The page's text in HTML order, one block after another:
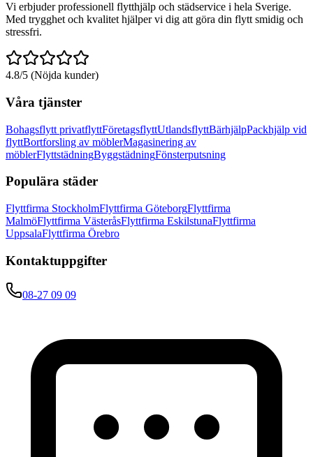
Vi erbjuder professionell flytthjälp och städservice i hela Sverige.
Med trygghet och kvalitet hjälper vi dig att göra din flytt smidig och
stressfri.
4.8/5 (Nöjda kunder)
Våra tjänster
Bohagsflytt privatflyttFöretagsflyttUtlandsflyttBärhjälpPackhjälp vid
flyttBortforsling av möblerMagasinering av
möblerFlyttstädningByggstädningFönsterputsning
Populära städer
Flyttfirma StockholmFlyttfirma GöteborgFlyttfirma
MalmöFlyttfirma VästeråsFlyttfirma EskilstunaFlyttfirma
UppsalaFlyttfirma Örebro
Kontaktuppgifter
08-27 09 09